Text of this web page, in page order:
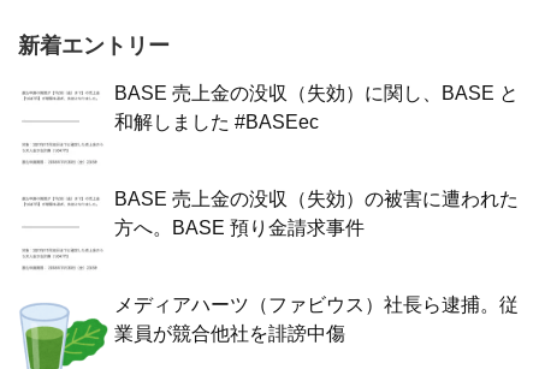
新着エントリー
BASE 売上金の没収（失効）に関し、BASE と
和解しました #BASEec
BASE 売上金の没収（失効）の被害に遭われた
方へ。BASE 預り金請求事件
メディアハーツ（ファビウス）社長ら逮捕。従
業員が競合他社を誹謗中傷